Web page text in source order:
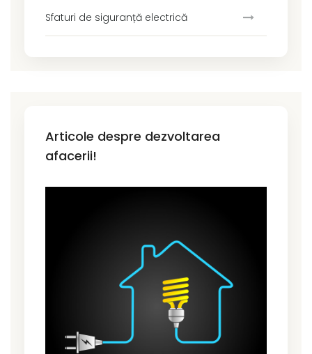
Sfaturi de siguranță electrică
Articole despre dezvoltarea
afacerii!